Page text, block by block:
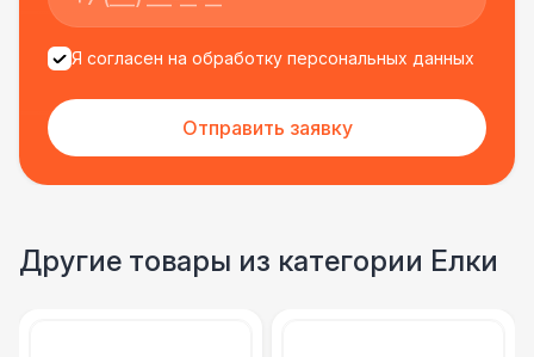
Я согласен на обработку персональных данных
Отправить заявку
Другие товары из категории Елки